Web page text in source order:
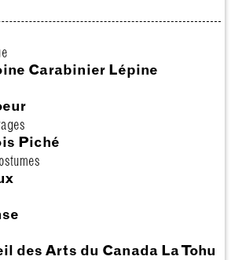
Carabinier Lépine
Piché
des Arts du Canada La Tohu